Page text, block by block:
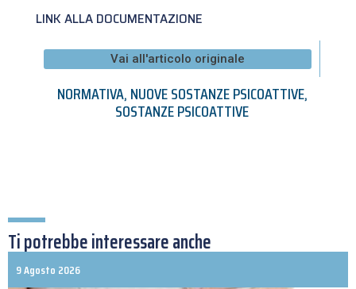
LINK ALLA DOCUMENTAZIONE
Vai all'articolo originale
NORMATIVA,NUOVE SOSTANZE PSICOATTIVE,
SOSTANZE PSICOATTIVE
Ti potrebbe interessare anche
9 Agosto 2026